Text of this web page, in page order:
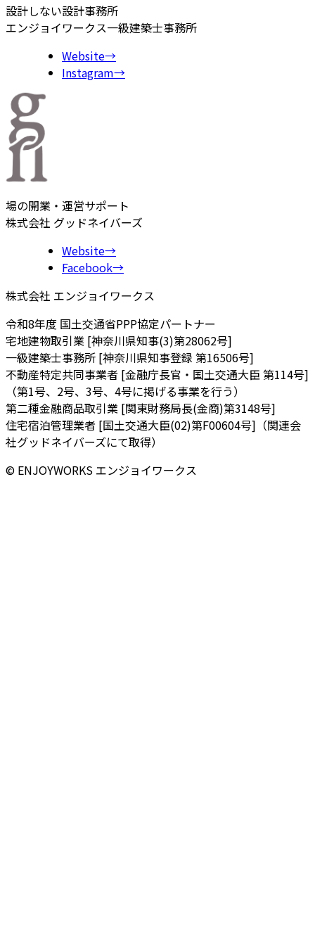
設計しない設計事務所
エンジョイワークス一級建築士事務所
Website→
Instagram→
場の開業・運営サポート
株式会社 グッドネイバーズ
Website→
Facebook→
株式会社 エンジョイワークス
令和8年度 国土交通省PPP協定パートナー
宅地建物取引業 [神奈川県知事(3)第28062号]
一級建築士事務所 [神奈川県知事登録 第16506号]
不動産特定共同事業者 [金融庁長官・国土交通大臣 第114号]
（第1号、2号、3号、4号に掲げる事業を行う）
第二種金融商品取引業 [関東財務局長(金商)第3148号]
住宅宿泊管理業者 [国土交通大臣(02)第F00604号]（関連会
社グッドネイバーズにて取得）
© ENJOYWORKS エンジョイワークス